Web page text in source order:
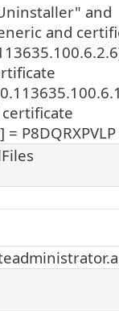
and
and
P8DQRXPVLP